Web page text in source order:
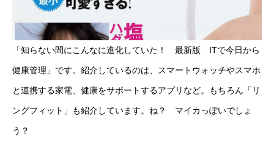
「知らない間にこんなに進化していた！ 最新版 ITで今日から
健康管理」です。紹介しているのは、スマートウォッチやスマホ
と連携する家電、健康をサポートするアプリなど。もちろん「リ
ングフィット」も紹介しています。ね？ マイカっぽいでしょ
う？